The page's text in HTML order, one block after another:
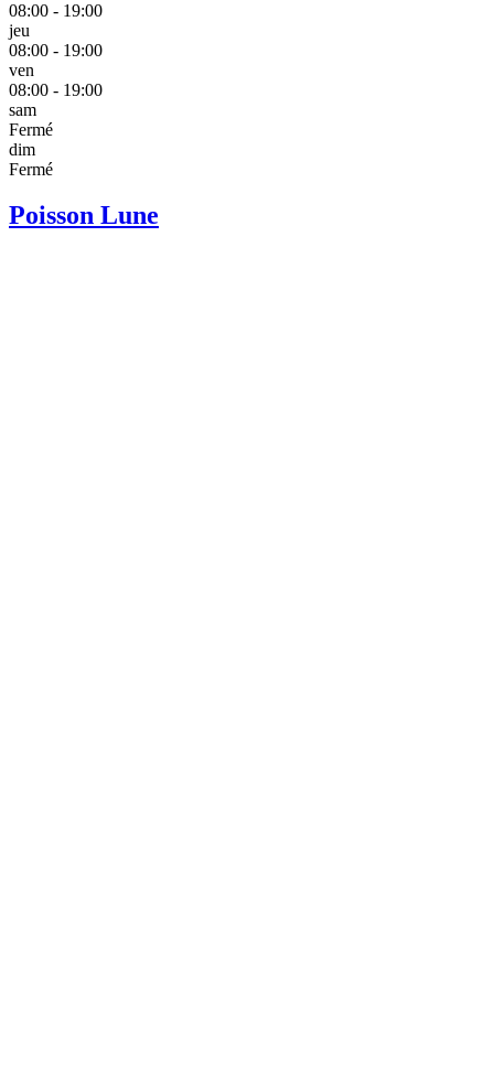
08:00 - 19:00
jeu
08:00 - 19:00
ven
08:00 - 19:00
sam
Fermé
dim
Fermé
Poisson Lune